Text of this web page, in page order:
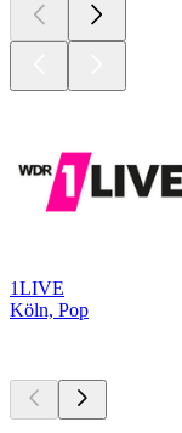
1LIVE
Köln, Pop